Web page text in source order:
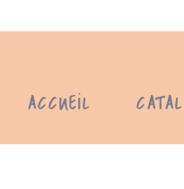
ACCUEIL